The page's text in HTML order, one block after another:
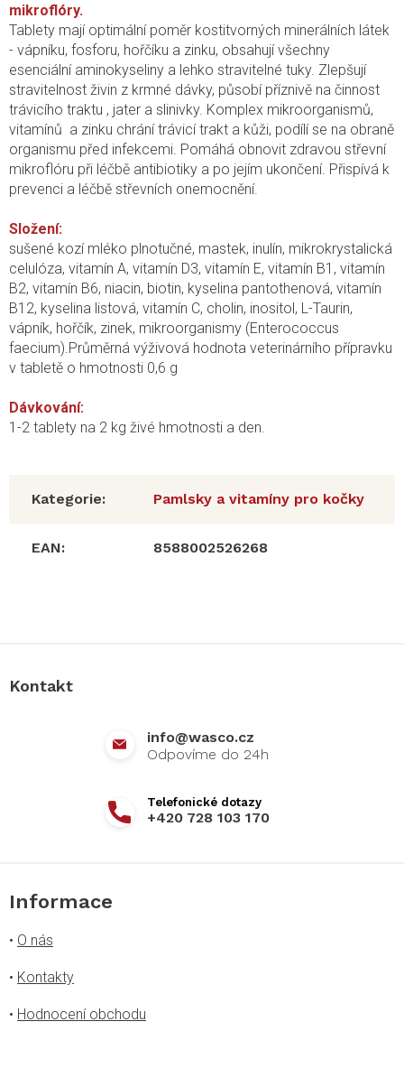
mikroflóry.
Tablety mají optimální poměr kostitvorných minerálních látek
- vápníku, fosforu, hořčíku a zinku, obsahují všechny
esenciální aminokyseliny a lehko stravitelné tuky. Zlepšují
stravitelnost živin z krmné dávky, působí příznivě na činnost
trávicího traktu , jater a slinivky. Komplex mikroorganismů,
vitamínů a zinku chrání trávicí trakt a kůži, podílí se na obraně
organismu před infekcemi. Pomáhá obnovit zdravou střevní
mikroflóru při léčbě antibiotiky a po jejím ukončení. Přispívá k
prevenci a léčbě střevních onemocnění.
Složení:
sušené kozí mléko plnotučné, mastek, inulín, mikrokrystalická
celulóza, vitamín A, vitamín D3, vitamín E, vitamín B1, vitamín
B2, vitamín B6, niacin, biotin, kyselina pantothenová, vitamín
B12, kyselina listová, vitamín C, cholin, inositol, L-Taurin,
vápník, hořčík, zinek, mikroorganismy (Enterococcus
faecium).Průměrná výživová hodnota veterinárního přípravku
v tabletě o hmotnosti 0,6 g
Dávkování:
1-2 tablety na 2 kg živé hmotnosti a den.
Kategorie: Pamlsky a vitamíny pro kočky
EAN: 8588002526268
Kontakt
info@wasco.cz
+420 728 103 170
Informace
• O nás
• Kontakty
• Hodnocení obchodu